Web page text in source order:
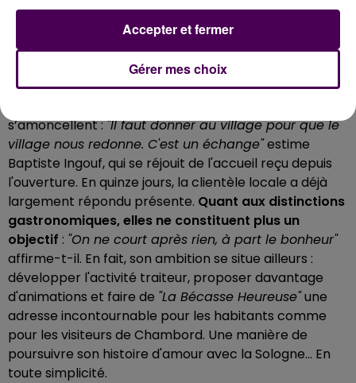
À Thoury,"La Bécasse Heureuse"occupe une place
particulière. Dernier commerce du village -bar PMU il
y a encore cinq ans-, l'établissement entend
participer pleinement à la vie locale. Brocante, fête
de la musique, soirées thématiques ou collaborations
s’amoncellent :"Il faut donner au village pour que le
village nous redonne. C'est un échange"estime
Baptiste Ingouf, qui se réjouit de l'accueil reçu depuis
l'ouverture. En quinze jours, la clientèle locale a déjà
largement répondu présente. Quant aux distinctions
gastronomiques, elles ne constituent plus un
objectif : "On ne court après rien, à part le bonheur"
affirme-t-il. En fait, son ambition se situe ailleurs :
développer l'activité traiteur, proposer davantage
d'animations et faire de "La Bécasse Heureuse"une
adresse incontournable pour les habitants comme
pour les visiteurs de Chambord. Une manière de
poursuivre son histoire d'amour avec la Sologne... En
toute simplicité.
Gérer mes choix
Accepter et fermer